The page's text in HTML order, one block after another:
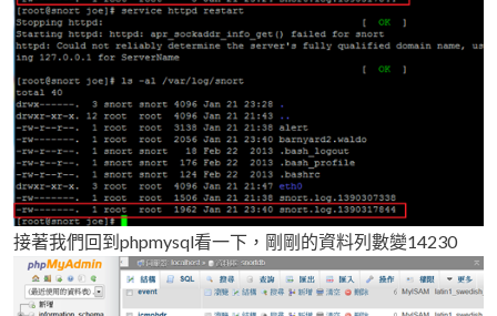
接著我們回到phpmysql看一下，剛剛的資料列數變14230